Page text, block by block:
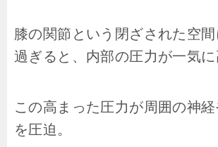
膝の関節という閉ざされた空
過ぎると、内部の圧力が一気に
この高まった圧力が周囲の神
を圧迫。